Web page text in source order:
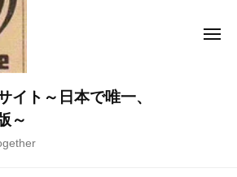
イト～日本で唯一、
～
メ